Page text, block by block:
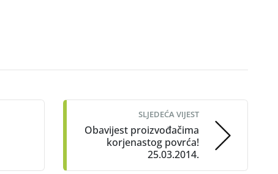
SLJEDEĆA VIJEST
Obavijest proizvođačima
korjenastog povrća!
25.03.2014.